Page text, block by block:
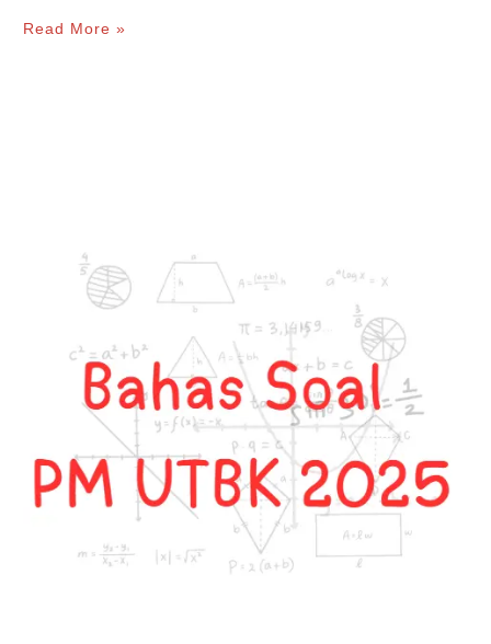
Apa
Read More »